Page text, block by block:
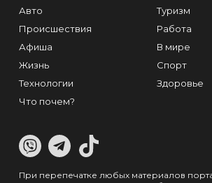
Авто
Происшествия
Афиша
Жизнь
Технологии
Что почем?
Туризм
Работа
В мире
Спорт
Здоровье
При перепечатке любых материалов